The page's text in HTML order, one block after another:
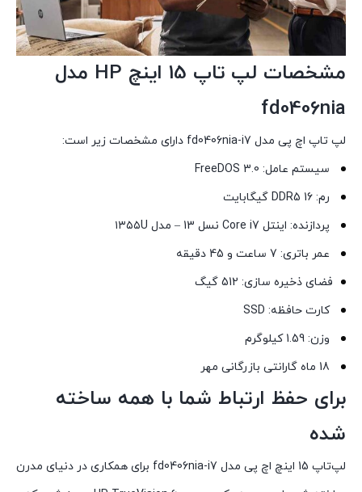
مشخصات لپ تاپ 15 اینچ HP مدل
fd0406nia
لپ تاپ اچ پی مدل fd0406nia-i7 دارای مشخصات زیر است:
سیستم عامل: FreeDOS 3.0
رم: DDR5 16 گیگابایت
پردازنده: اینتل Core i7 نسل 13 – مدل ۱۳۵۵U
عمر باتری: 7 ساعت و 45 دقیقه
فضای ذخیره سازی: 512 گیگ
کارت حافظه: SSD
وزن: 1.59 کیلوگرم
برای حفظ ارتباط شما با همه ساخته
شده
لپ‌تاپ 15 اینچ اچ پی مدل fd0406nia-i7 برای همکاری در دنیای مدرن